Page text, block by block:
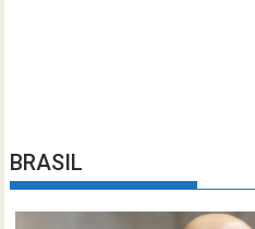
BRASIL